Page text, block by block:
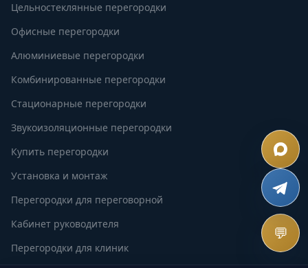
Цельностеклянные перегородки
Офисные перегородки
Алюминиевые перегородки
Комбинированные перегородки
Стационарные перегородки
Звукоизоляционные перегородки
Купить перегородки
Установка и монтаж
Перегородки для переговорной
Кабинет руководителя
Перегородки для клиник
💬